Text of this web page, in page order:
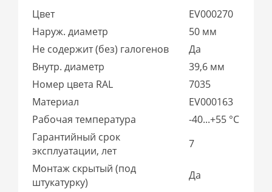
Цвет
EV000270
Наруж. диаметр
50 мм
Не содержит (без) галогенов
Да
Внутр. диаметр
39,6 мм
Номер цвета RAL
7035
Материал
EV000163
Рабочая температура
-40...+55 °C
Гарантийный срок
эксплуатации, лет
7
Монтаж скрытый (под
штукатурку)
Да